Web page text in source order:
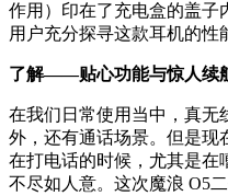
作用）印在了充电盒的盖子
用户充分探寻这款耳机的性
了解——贴心功能与惊人续
在我们日常使用当中，真无
外，还有通话场景。但是现
在打电话的时候，尤其是在
不尽如人意。这次魔浪 O5